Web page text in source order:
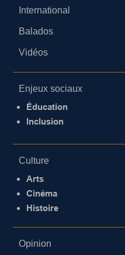
International
Balados
Vidéos
Enjeux sociaux
Éducation
Inclusion
Culture
Arts
Cinéma
Histoire
Opinion